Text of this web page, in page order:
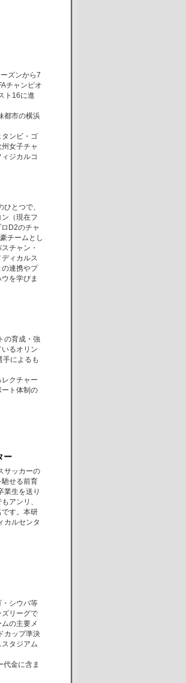
ズンから7
チャンピオ
ト16に進
都市の横浜
ンビ・ゴ
女子チャ
ジカルコ
とつで、
（現在フ
D2のチャ
チームとし
チャン・
ィカルス
連携やプ
を学びま
の育成・強
るオリン
手によるも
クチャー
ート体制の
ー
サッカーの
せる前育
業生を送り
アンリ、
す。本研
カルセンタ
シウバ等
リーグで
の主要メ
カップ準決
タジアム
金に含ま